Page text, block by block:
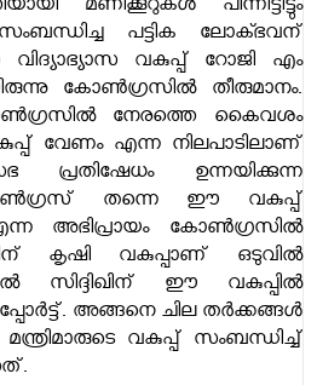
മണിക്കൂറുകൾ പിന്നിട്ടിട്ടും
പട്ടിക ലോക്ഭവന്
വിദ്യാഭ്യാസ വകുപ്പ് റോജി എം
കോണ്‍ഗ്രസിൽ തീരുമാനം.
നേരത്തെ കൈവശം
വേണം എന്ന നിലപാടിലാണ്
ഉന്നയിക്കുന്ന
തന്നെ ഈ വകുപ്പ്
അഭിപ്രായം കോണ്‍ഗ്രസിൽ
കൃഷി വകുപ്പാണ് ഒടുവിൽ
സിദ്ദിഖിന് ഈ വകുപ്പിൽ
അങ്ങനെ ചില തർക്കങ്ങൾ
വകുപ്പ് സംബന്ധിച്ച്